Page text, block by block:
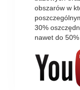
obszarów w
30%
nawet do